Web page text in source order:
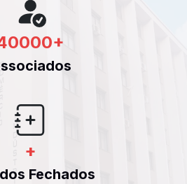
+
+
Fechados